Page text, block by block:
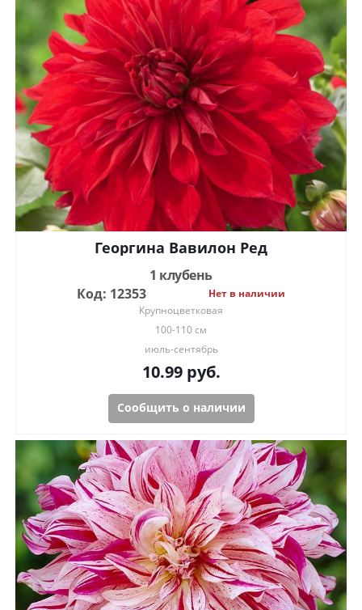
Георгина Вавилон Ред
1 клубень
Код: 12353
Нет в наличии
Крупноцветковая
100-110 см
июль-сентябрь
10.99руб.
Сообщить о наличии